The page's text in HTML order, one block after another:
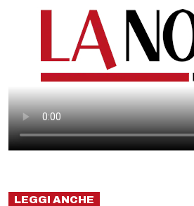
LEGGI ANCHE